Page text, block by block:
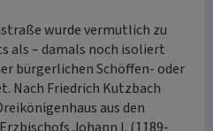
wurde vermutlich zu
als – damals noch isoliert
bürgerlichen Schöffen- oder
Nach Friedrich Kutzbach
aus den